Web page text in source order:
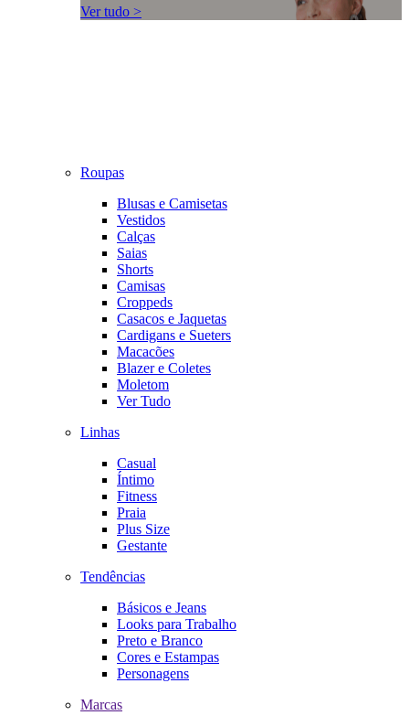
Ver tudo >
Roupas
Blusas e Camisetas
Vestidos
Calças
Saias
Shorts
Camisas
Croppeds
Casacos e Jaquetas
Cardigans e Sueters
Macacões
Blazer e Coletes
Moletom
Ver Tudo
Linhas
Casual
Íntimo
Fitness
Praia
Plus Size
Gestante
Tendências
Básicos e Jeans
Looks para Trabalho
Preto e Branco
Cores e Estampas
Personagens
Marcas